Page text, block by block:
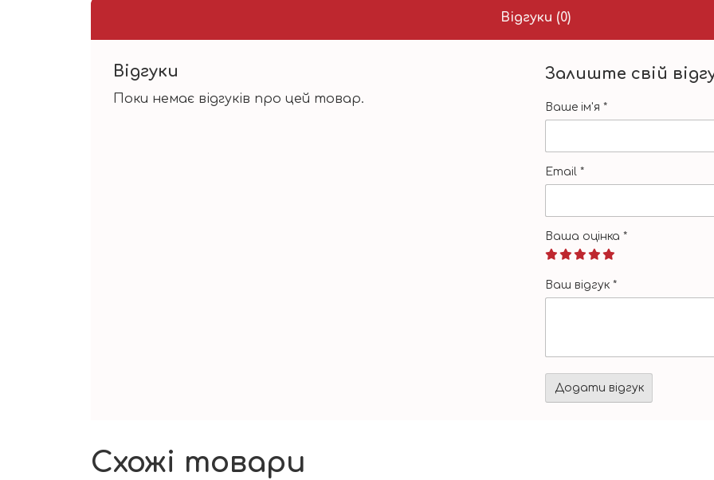
Відгуки (0)
Відгуки
Поки немає відгуків про цей товар.
Залиште свій
Ваше ім'я *
Email *
Ваша оцінка *
Ваш відгук *
Схожі товари